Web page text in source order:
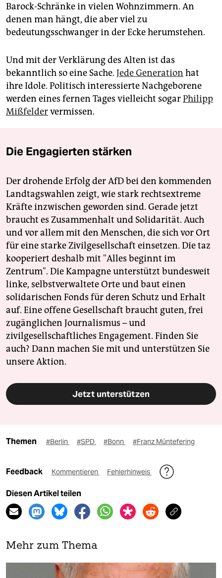
Barock-Schränke in vielen Wohnzimmern. An
denen man hängt, die aber viel zu
bedeutungsschwanger in der Ecke herumstehen.
Und mit der Verklärung des Alten ist das
bekanntlich so eine Sache. Jede Generation hat
ihre Idole. Politisch interessierte Nachgeborene
werden eines fernen Tages vielleicht sogarPhilipp
Mißfeldervermissen.
Die Engagierten stärken
Der drohende Erfolg der AfD bei den kommenden
Landtagswahlen zeigt, wie stark rechtsextreme
Kräfte inzwischen geworden sind. Gerade jetzt
braucht es Zusammenhalt und Solidarität. Auch
und vor allem mit den Menschen, die sich vor Ort
für eine starke Zivilgesellschaft einsetzen. Die taz
kooperiert deshalb mit "Alles beginnt im
Zentrum". Die Kampagne unterstützt bundesweit
linke, selbstverwaltete Orte und baut einen
solidarischen Fonds für deren Schutz und Erhalt
auf. Eine offene Gesellschaft braucht guten, frei
zugänglichen Journalismus – und
zivilgesellschaftliches Engagement. Finden Sie
auch? Dann machen Sie mit und unterstützen Sie
unsere Aktion.
Jetzt unterstützen
Themen #Berlin #SPD #Bonn #Franz Müntefering
Feedback Kommentieren Fehlerhinweis
Diesen Artikel teilen
Mehr zum Thema